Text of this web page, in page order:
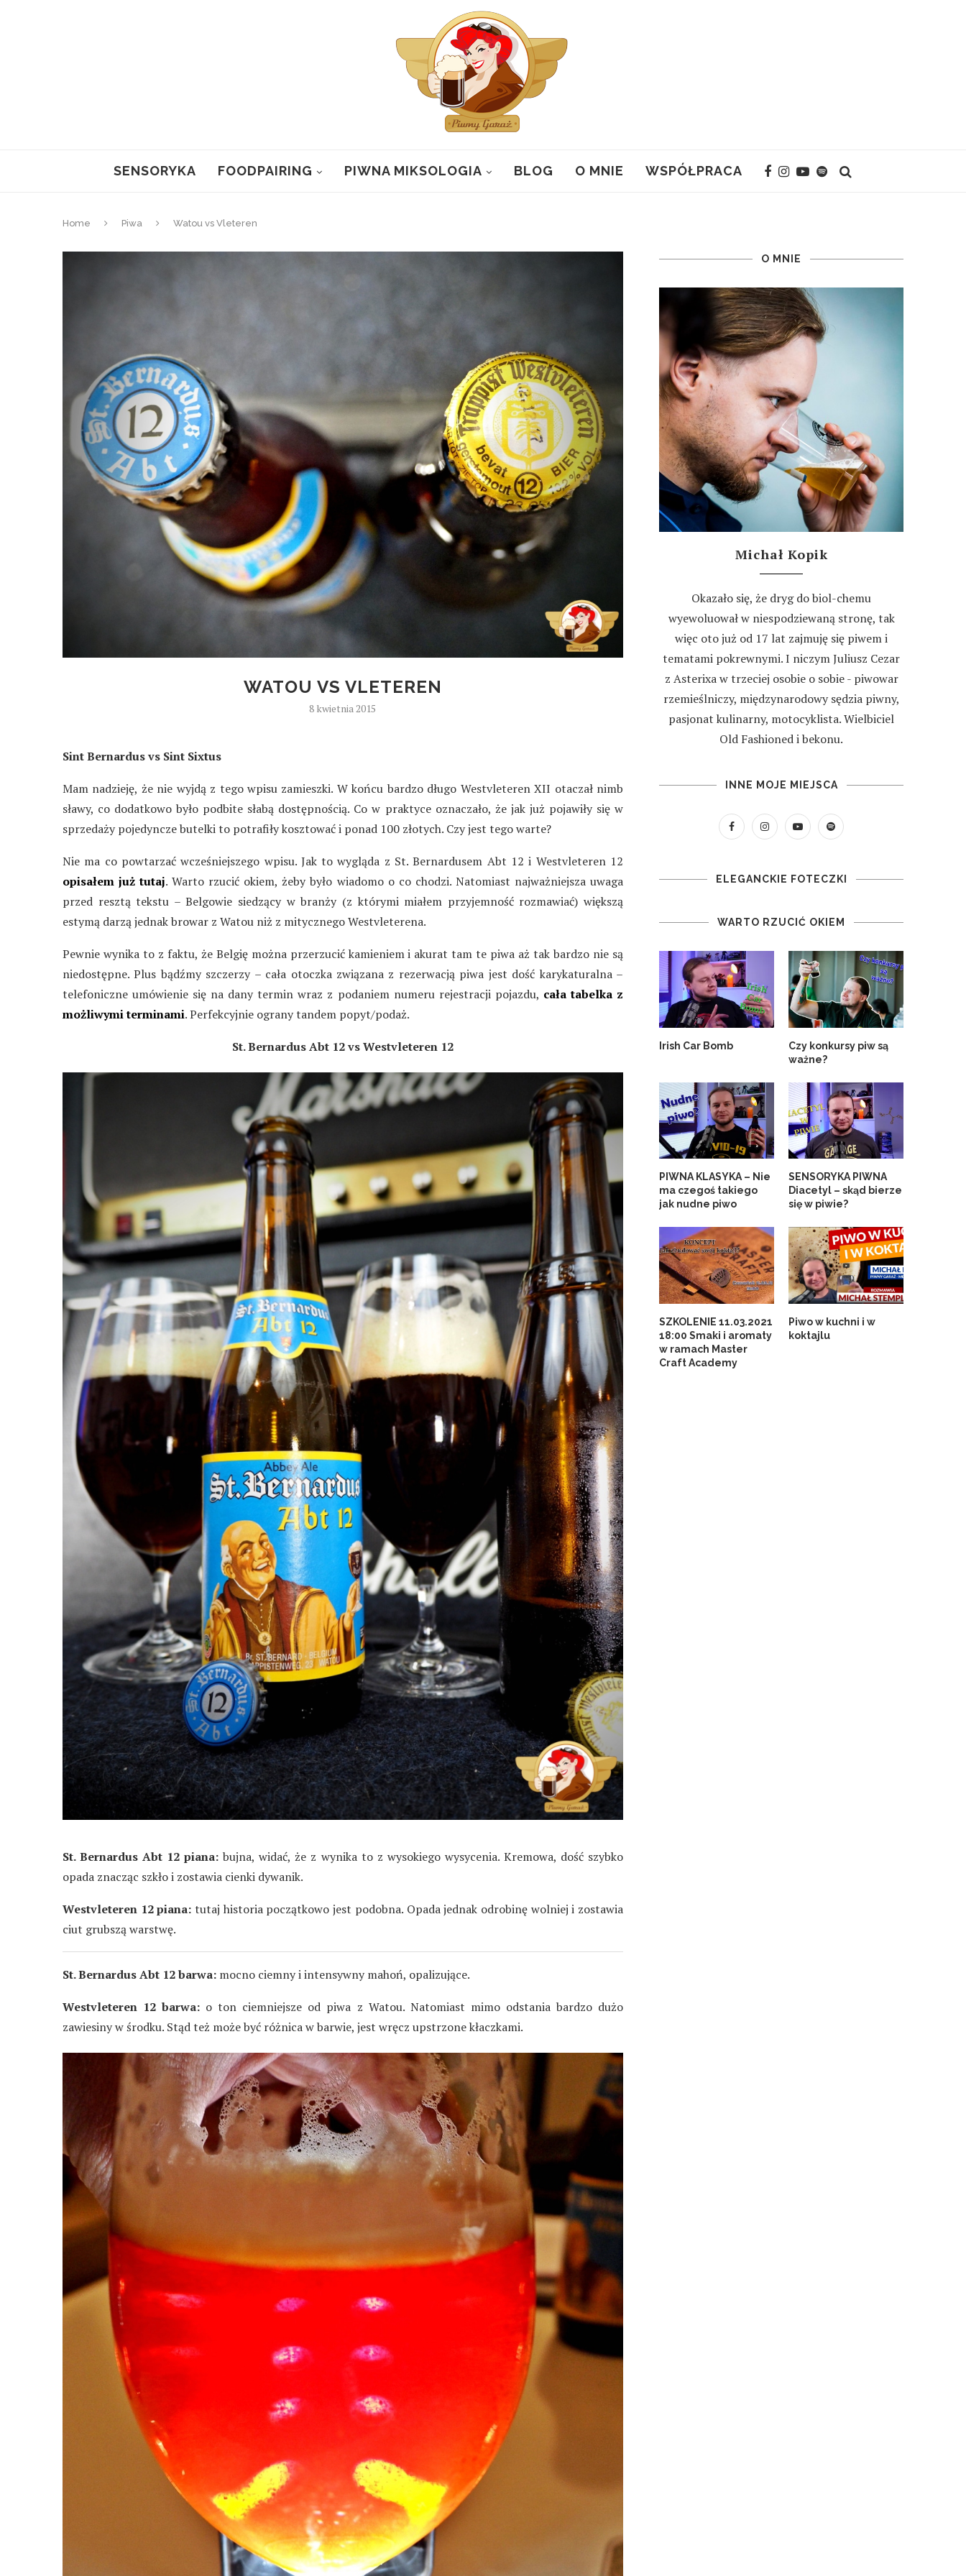
SENSORYKA FOODPAIRING PIWNA MIKSOLOGIA BLOG O MNIE WSPÓŁPRACA
Home Piwa Watou vs Vleteren
WATOU VS VLETEREN
8 kwietnia 2015
Sint Bernardus vs Sint Sixtus
Mam nadzieję, że nie wyjdą z tego wpisu zamieszki. W końcu bardzo długo Westvleteren XII otaczał nimb
sławy, co dodatkowo było podbite słabą dostępnością. Co w praktyce oznaczało, że jak już pojawiły się w
sprzedaży pojedyncze butelki to potrafiły kosztować i ponad 100 złotych. Czy jest tego warte?
Nie ma co powtarzać wcześniejszego wpisu. Jak to wygląda z St. Bernardusem Abt 12 i Westvleteren 12
opisałem już tutaj. Warto rzucić okiem, żeby było wiadomo o co chodzi. Natomiast najważniejsza uwaga
przed resztą tekstu – Belgowie siedzący w branży (z którymi miałem przyjemność rozmawiać) większą
estymą darzą jednak browar z Watou niż z mitycznego Westvleterena.
Pewnie wynika to z faktu, że Belgię można przerzucić kamieniem i akurat tam te piwa aż tak bardzo nie są
niedostępne. Plus bądźmy szczerzy – cała otoczka związana z rezerwacją piwa jest dość karykaturalna –
telefoniczne umówienie się na dany termin wraz z podaniem numeru rejestracji pojazdu, cała tabelka z
możliwymi terminami. Perfekcyjnie ograny tandem popyt/podaż.
St. Bernardus Abt 12 vs Westvleteren 12
St. Bernardus Abt 12 piana: bujna, widać, że z wynika to z wysokiego wysycenia. Kremowa, dość szybko
opada znacząc szkło i zostawia cienki dywanik.
Westvleteren 12 piana: tutaj historia początkowo jest podobna. Opada jednak odrobinę wolniej i zostawia
ciut grubszą warstwę.
St. Bernardus Abt 12 barwa: mocno ciemny i intensywny mahoń, opalizujące.
Westvleteren 12 barwa: o ton ciemniejsze od piwa z Watou. Natomiast mimo odstania bardzo dużo
zawiesiny w środku. Stąd też może być różnica w barwie, jest wręcz upstrzone kłaczkami.
O MNIE
Michał Kopik
Okazało się, że dryg do biol-chemu
wyewoluował w niespodziewaną stronę, tak
więc oto już od 17 lat zajmuję się piwem i
tematami pokrewnymi. I niczym Juliusz Cezar
z Asterixa w trzeciej osobie o sobie - piwowar
rzemieślniczy, międzynarodowy sędzia piwny,
pasjonat kulinarny, motocyklista. Wielbiciel
Old Fashioned i bekonu.
INNE MOJE MIEJSCA
ELEGANCKIE FOTECZKI
WARTO RZUCIĆ OKIEM
Irish Car Bomb
Czy konkursy piw są
ważne?
PIWNA KLASYKA – Nie
ma czegoś takiego
jak nudne piwo
SENSORYKA PIWNA
Diacetyl – skąd bierze
się w piwie?
SZKOLENIE 11.03.2021
18:00 Smaki i aromaty
w ramach Master
Craft Academy
Piwo w kuchni i w
koktajlu